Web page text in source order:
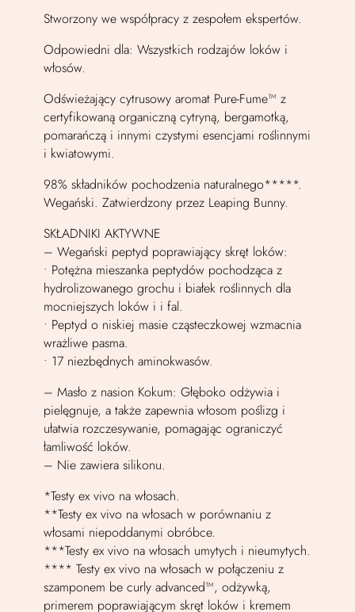
Stworzony we współpracy z zespołem ekspertów.
Odpowiedni dla: Wszystkich rodzajów loków i
włosów.
Odświeżający cytrusowy aromat Pure-Fume™ z
certyfikowaną organiczną cytryną, bergamotką,
pomarańczą i innymi czystymi esencjami roślinnymi
i kwiatowymi.
98% składników pochodzenia naturalnego*****.
Wegański. Zatwierdzony przez Leaping Bunny.
SKŁADNIKI AKTYWNE
– Wegański peptyd poprawiający skręt loków:
• Potężna mieszanka peptydów pochodząca z
hydrolizowanego grochu i białek roślinnych dla
mocniejszych loków i i fal.
• Peptyd o niskiej masie cząsteczkowej wzmacnia
wrażliwe pasma.
• 17 niezbędnych aminokwasów.
– Masło z nasion Kokum: Głęboko odżywia i
pielęgnuje, a także zapewnia włosom poślizg i
ułatwia rozczesywanie, pomagając ograniczyć
łamliwość loków.
– Nie zawiera silikonu.
*Testy ex vivo na włosach.
**Testy ex vivo na włosach w porównaniu z
włosami niepoddanymi obróbce.
***Testy ex vivo na włosach umytych i nieumytych.
**** Testy ex vivo na włosach w połączeniu z
szamponem be curly advanced™, odżywką,
primerem poprawiającym skręt loków i kremem